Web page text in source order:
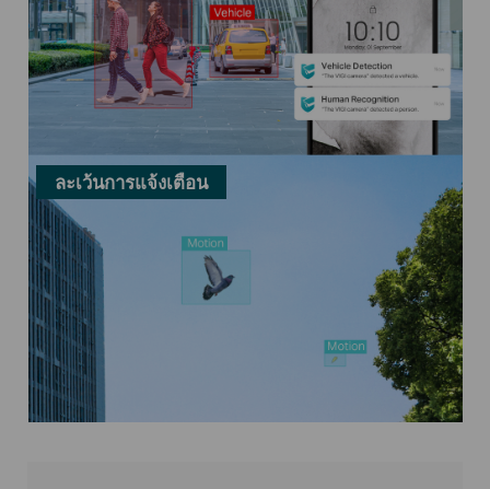
ละเว้นการแจ้งเตือน